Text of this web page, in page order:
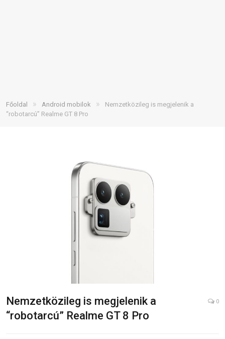
Főoldal » Android mobilok »
Nemzetközileg is megjelenik a
“robotarcú” Realme GT 8 Pro
Nemzetközileg is megjelenik a
“robotarcú” Realme GT 8 Pro
0